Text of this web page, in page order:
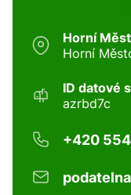
Horní
Horní
ID datové
azrbd7c
+420